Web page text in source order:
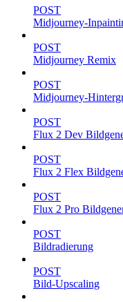
POST
Midjourney-
POST
Midjourney Remix
POST
Midjourney-
POST
Flux 2 Dev
POST
Flux 2 Flex
POST
Flux 2 Pro
POST
Bildradierung
POST
Bild-Upscaling